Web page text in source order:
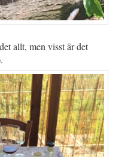
allt, men visst är det